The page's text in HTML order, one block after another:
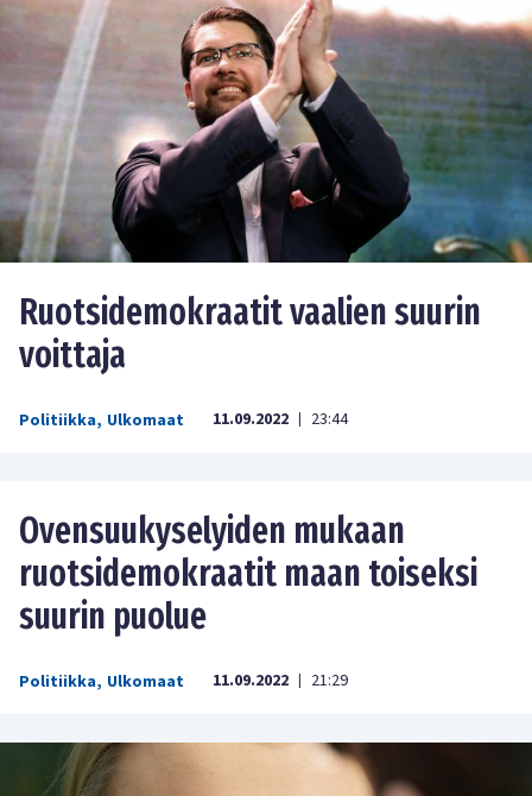
Ruotsidemokraatit vaalien suurin
voittaja
Politiikka, Ulkomaat 11.09.2022 23:44
Ovensuukyselyiden mukaan
ruotsidemokraatit maan toiseksi
suurin puolue
Politiikka, Ulkomaat 11.09.2022 21:29